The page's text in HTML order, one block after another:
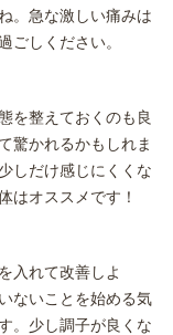
。急な激しい痛みは
ごしください。
を整えておくのも良
驚かれるかもしれま
しだけ感じにくくな
はオススメです！
入れて改善しよ
ないことを始める気
。少し調子が良くな